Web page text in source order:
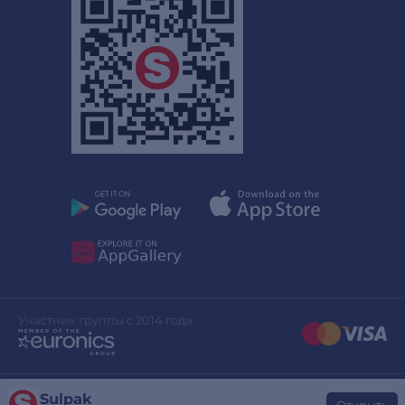
Sulpak
Участник группы с 2014 года